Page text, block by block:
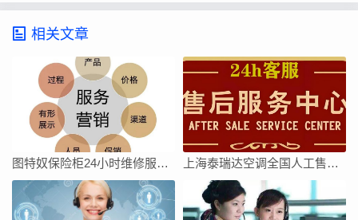
相关文章
图特奴保险柜24小时维修服务电话号码24小时 上海泰瑞达空调全国人工售后维修服务维修电话